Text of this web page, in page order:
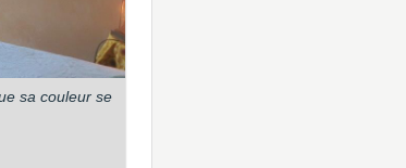
sa couleur se